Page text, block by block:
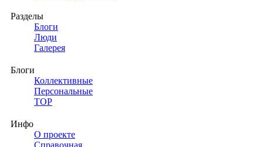
Разделы
Блоги
Люди
Галерея
Блоги
Коллективные
Персональные
TOP
Инфо
О проекте